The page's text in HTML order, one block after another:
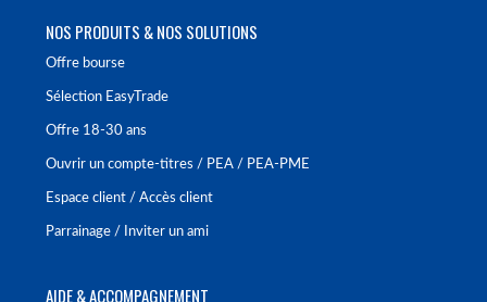
NOS PRODUITS & NOS SOLUTIONS
Offre bourse
Sélection EasyTrade
Offre 18-30 ans
Ouvrir un compte-titres / PEA / PEA-PME
Espace client / Accès client
Parrainage / Inviter un ami
AIDE & ACCOMPAGNEMENT